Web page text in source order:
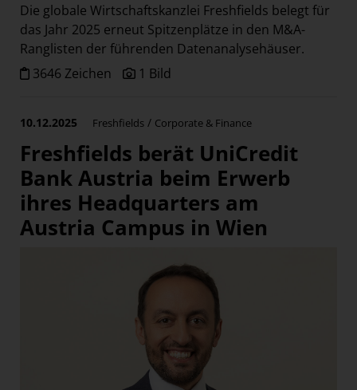
Die globale Wirtschaftskanzlei Freshfields belegt für
das Jahr 2025 erneut Spitzenplätze in den M&A-
Ranglisten der führenden Datenanalysehäuser.
3646 Zeichen
1 Bild
10.12.2025 Freshfields / Corporate & Finance
Freshfields berät UniCredit
Bank Austria beim Erwerb
ihres Headquarters am
Austria Campus in Wien